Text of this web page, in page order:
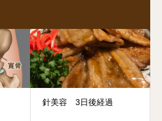
針美容 3日後経過